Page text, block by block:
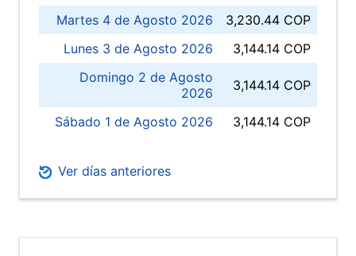
Martes 4 de Agosto 2026
3,230.44 COP
Lunes 3 de Agosto 2026
3,144.14 COP
Domingo 2 de Agosto
2026
3,144.14 COP
Sábado 1 de Agosto 2026 3,144.14 COP
Ver días anteriores